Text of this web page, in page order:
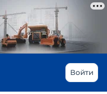
Войти